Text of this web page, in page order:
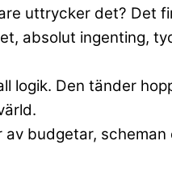
uttrycker det? Det
absolut ingenting,
logik. Den tänder
budgetar,